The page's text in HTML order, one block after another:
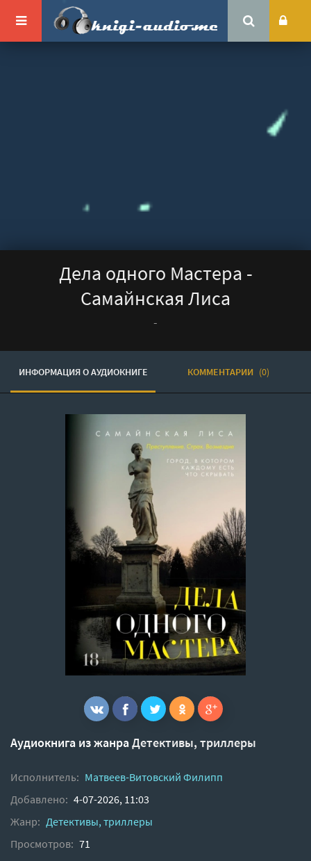
Дела одного Мастера -
Самайнская Лиса
-
ИНФОРМАЦИЯ О АУДИОКНИГЕ КОММЕНТАРИИ (0)
Аудиокнига из жанраДетективы, триллеры
Исполнитель: Матвеев-Витовский Филипп
Добавлено: 4-07-2026, 11:03
Жанр: Детективы, триллеры
Просмотров: 71